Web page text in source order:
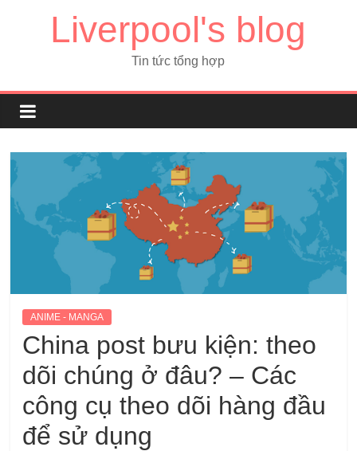
Liverpool's blog
Tin tức tổng hợp
ANIME - MANGA
China post bưu kiện: theo
dõi chúng ở đâu? – Các
công cụ theo dõi hàng đầu
để sử dụng